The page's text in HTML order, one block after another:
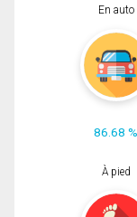
En auto
86.68 %
À pied